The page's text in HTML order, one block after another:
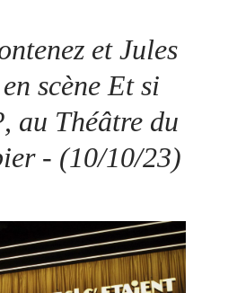
et Jules
scène Et si
au Théâtre du
- (10/10/23)